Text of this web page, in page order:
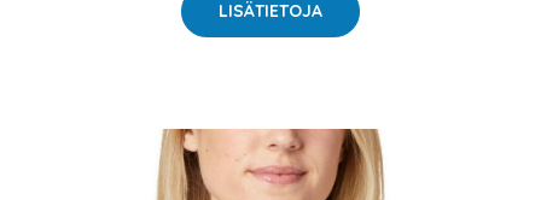
LISÄTIETOJA